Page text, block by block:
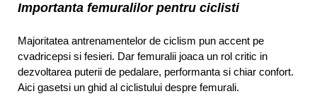
Importanta femuralilor pentru ciclisti
Majoritatea antrenamentelor de ciclism pun accent pe
cvadricepsi si fesieri. Dar femuralii joaca un rol critic in
dezvoltarea puterii de pedalare, performanta si chiar confort.
Aici gasetsi un ghid al ciclistului despre femurali.